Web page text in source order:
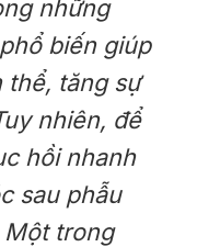
những
biến giúp
thể, tăng sự
nhiên, để
hồi nhanh
sau phẫu
trong